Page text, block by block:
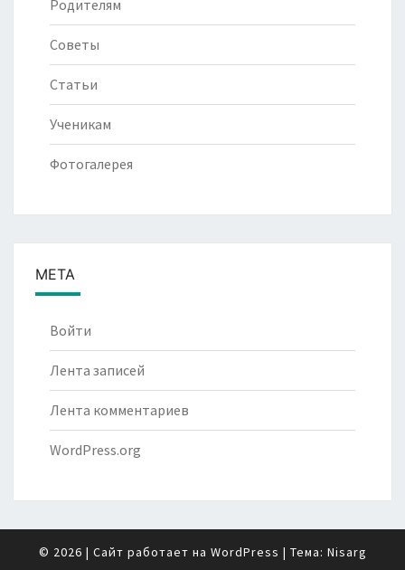
Родителям
Советы
Статьи
Ученикам
Фотогалерея
МЕТА
Войти
Лента записей
Лента комментариев
WordPress.org
© 2026 | Сайт работает на WordPress | Тема: Nisarg